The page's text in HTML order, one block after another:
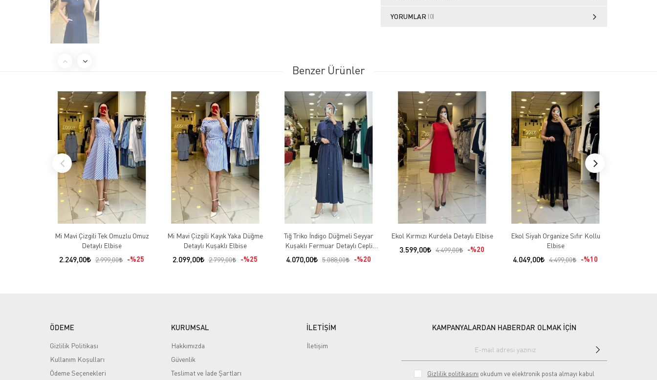
YORUMLAR (0)
Benzer Ürünler
Mi Mavi Çizgili Tek Omuzlu Omuz
Detaylı Elbise
2.249,00 2.999,00 %25
Mi Mavi Çizgili Kayık Yaka Düğme
Detaylı Kuşaklı Elbise
2.099,00 2.799,00 %25
Tığ Triko İndigo Düğmeli Seyyar
Kuşaklı Fermuar Detaylı Cepli
4.070,00 5.088,00 %20
Ekol Kırmızı Kurdela Detaylı Elbise
3.599,00 4.499,00 %20
Ekol Siyah Organize Sıfır Kollu
Elbise
4.049,00 4.499,00 %10
ÖDEME
Gizlilik Politikası
Kullanım Koşulları
Ödeme Seçenekleri
KURUMSAL
Hakkımızda
Güvenlik
Teslimat ve İade Şartları
İLETİŞİM
İletişim
KAMPANYALARDAN HABERDAR OLMAK İÇİN
Gizlilik politikasını okudum ve elektronik posta almayı kabul